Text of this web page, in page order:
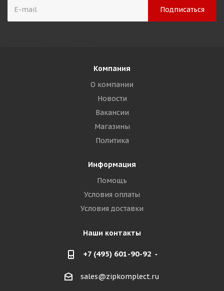
Компания
О компании
Новости
Вакансии
Магазины
Политика
Информация
Помощь
Условия оплаты
Условия доставки
Наши контакты
+7 (495) 601-90-92
sales@zipkomplect.ru